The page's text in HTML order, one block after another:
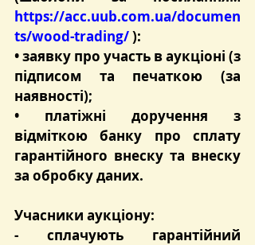
https://acc.uub.com.ua/documen
ts/wood-trading/ ):
• заявку про участь в аукціоні (з
підписом та печаткою (за
наявності);
• платіжні доручення з
відміткою банку про сплату
гарантійного внеску та внеску
за обробку даних.
Учасники аукціону:
- сплачують гарантійний